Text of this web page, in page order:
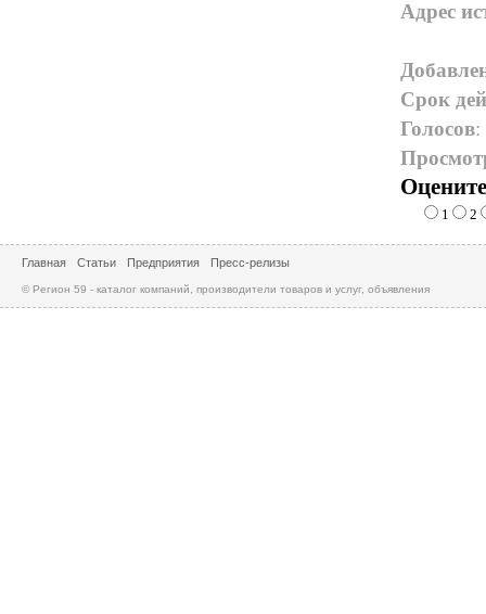
Адрес
Срок
Голосов:
1 2
Главная Статьи Предприятия Пресс-релизы
© Регион 59 - каталог компаний, производители товаров и услуг, объявления